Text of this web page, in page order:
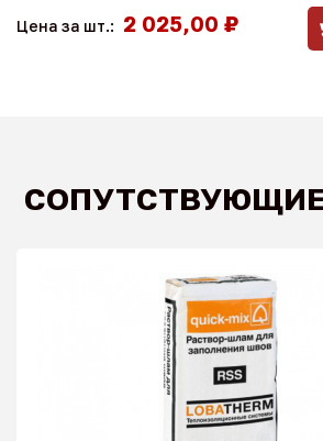
Цена за шт.: 2 025,00 ₽